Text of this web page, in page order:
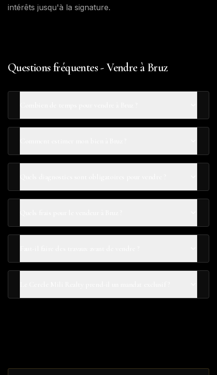
intérêts jusqu'à la signature.
Questions fréquentes - Vendre à Bruz